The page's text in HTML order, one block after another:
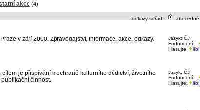
akce (4)
odkazy seřaď : abecedně
Jazyk: ČJ
Hodnocení:
Hlasujte:
líbí
v září 2000. Zpravodajství, informace, akce, odkazy.
Jazyk: ČJ
Hodnocení:
Hlasujte:
líbí
je přispívání k ochraně kulturního dědictví, životního
činnost.